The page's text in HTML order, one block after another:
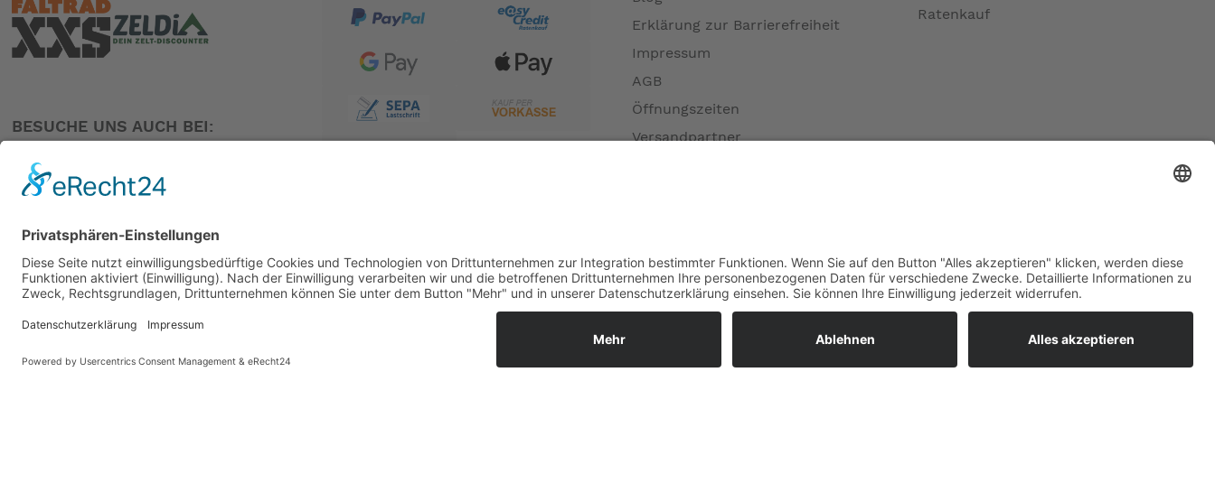
BESUCHE UNS AUCH BEI:
Erklärung zur Barrierefreiheit
Impressum
AGB
Öffnungszeiten
Versandpartner
Widerrufsrecht MS
Widerrufsrecht bei Reparatur
Widerrufsrecht bei Dienstleistungen
Ratenkauf